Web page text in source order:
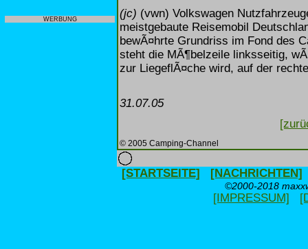
WERBUNG
(jc) (vwn) Volkswagen
meistgebaute Reisemobil
bewÃ¤hrte Grundriss im Fond des
steht die MÃ¶belzeile linksseitig,
zur LiegeflÃ¤che wird, auf der
31.07.05
© 2005 Camping-Channel
[STARTSEITE] [NACHRICHTEN]
©2000-2018
[IMPRESSUM]